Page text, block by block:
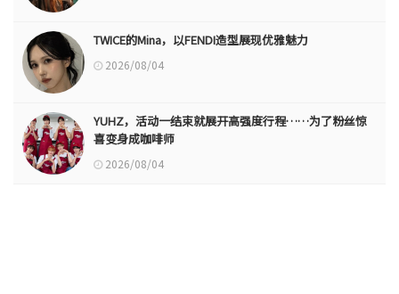
TWICE的Mina，以FENDI造型展现优雅魅力
2026/08/04
YUHZ，活动一结束就展开高强度行程……为了粉丝惊
喜变身成咖啡师
2026/08/04